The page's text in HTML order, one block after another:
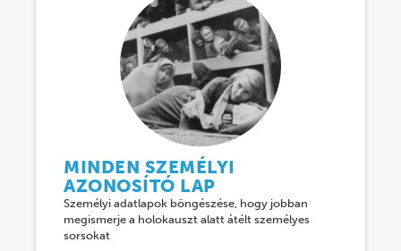
MINDEN SZEMÉLYI
AZONOSÍTÓ LAP
Személyi adatlapok böngészése, hogy jobban
megismerje a holokauszt alatt átélt személyes
sorsokat